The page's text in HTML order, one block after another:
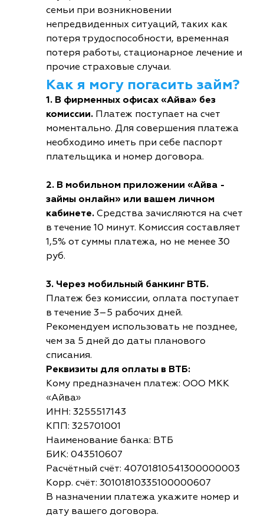
семьи при возникновении
непредвиденных ситуаций, таких как
потеря трудоспособности, временная
потеря работы, стационарное лечение и
прочие страховые случаи.
Как я могу погасить займ?
1. В фирменных офисах «Айва» без
комиссии. Платеж поступает на счет
моментально. Для совершения платежа
необходимо иметь при себе паспорт
плательщика и номер договора.
2. В мобильном приложении «Айва -
займы онлайн» или вашем личном
кабинете. Средства зачисляются на счет
в течение 10 минут. Комиссия составляет
1,5% от суммы платежа, но не менее 30
руб.
3. Через мобильный банкинг ВТБ.
Платеж без комиссии, оплата поступает
в течение 3–5 рабочих дней.
Рекомендуем использовать не позднее,
чем за 5 дней до даты планового
списания.
Реквизиты для оплаты в ВТБ:
Кому предназначен платеж: ООО МКК
«Айва»
ИНН: 3255517143
КПП: 325701001
Наименование банка: ВТБ
БИК: 043510607
Расчётный счёт: 40701810541300000003
Корр. счёт: 30101810335100000607
В назначении платежа укажите номер и
дату вашего договора.